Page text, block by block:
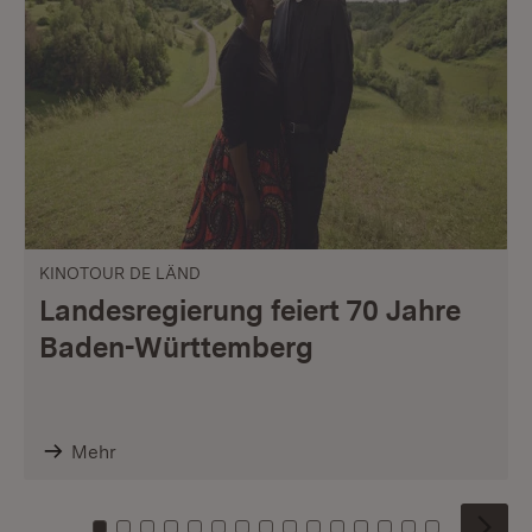
KINOTOUR DE LÄND
Landesregierung feiert 70 Jahre
Baden-Württemberg
Mehr